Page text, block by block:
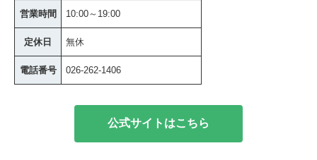
営業時間 10:00～19:00
定休日 無休
電話番号 026-262-1406
公式サイトはこちら